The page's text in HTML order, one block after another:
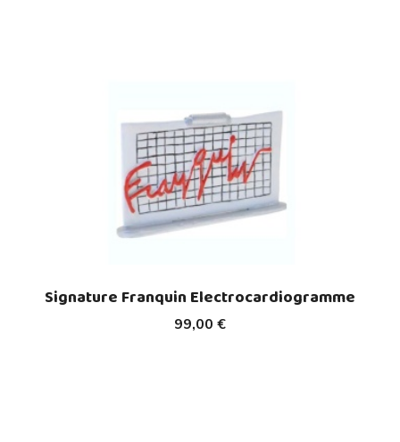
99,00 €
Signature Franquin Electrocardiogramme